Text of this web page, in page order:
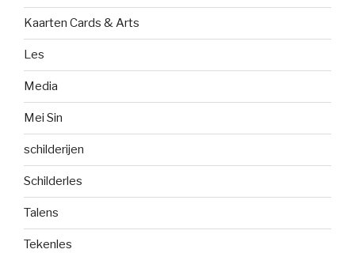
Kaarten Cards & Arts
Les
Media
Mei Sin
schilderijen
Schilderles
Talens
Tekenles